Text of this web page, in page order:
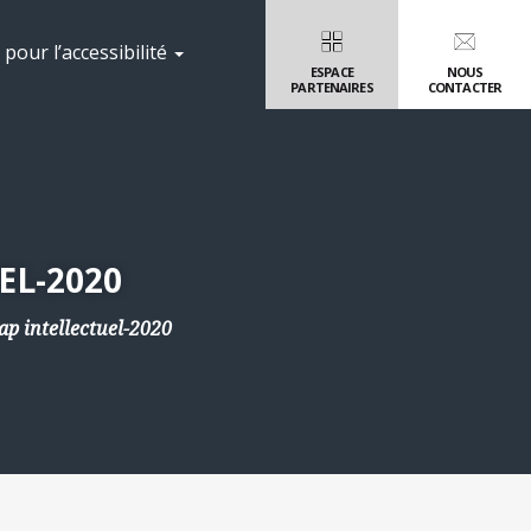
l’accessibilité
ESPACE
PARTENAIRES
NOUS
CONTACTER
2020
intellectuel-2020